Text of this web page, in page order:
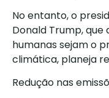
No entanto, o
Donald Trump, que
humanas sejam o
climática, planeja
Redução nas